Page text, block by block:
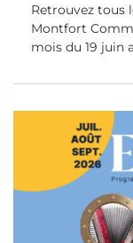
Retrouvez tous
Montfort
mois du 19 juin